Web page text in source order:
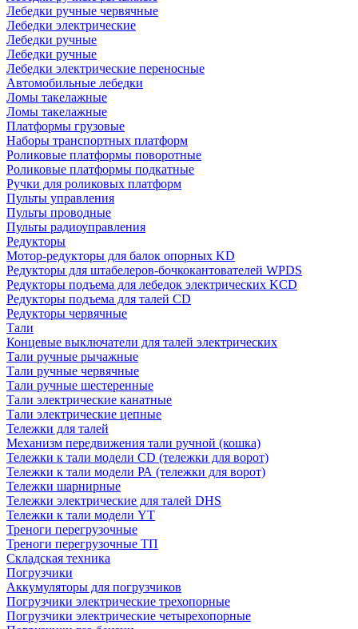
Лебедки ручные червячные
Лебедки электрические
Лебедки ручные
Лебедки ручные
Лебедки электрические переносные
Автомобильные лебедки
Ломы такелажные
Ломы такелажные
Платформы грузовые
Наборы транспортных платформ
Роликовые платформы поворотные
Роликовые платформы подкатные
Ручки для роликовых платформ
Пульты управления
Пульты проводные
Пульты радиоуправления
Редукторы
Мотор-редукторы для балок опорных KD
Редукторы для штабелеров-бочкокантователей WPDS
Редукторы подъема для лебедок электрических KCD
Редукторы подъема для талей CD
Редукторы червячные
Тали
Концевые выключатели для талей электрических
Тали ручные рычажные
Тали ручные червячные
Тали ручные шестеренные
Тали электрические канатные
Тали электрические цепные
Тележки для талей
Механизм передвижения тали ручной (кошка)
Тележки к тали модели CD (тележки для ворот)
Тележки к тали модели РА (тележки для ворот)
Тележки шарнирные
Тележки электрические для талей DHS
Тележки к тали модели YT
Треноги перегрузочные
Треноги перегрузочные ТП
Складская техника
Погрузчики
Аккумуляторы для погрузчиков
Погрузчики электрические трехопорные
Погрузчики электрические четырехопорные